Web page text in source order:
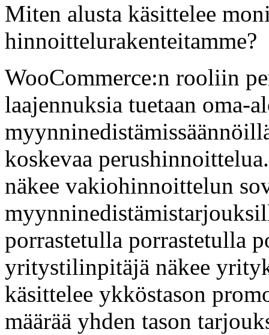
Miten alusta käsittelee
hinnoittelurakenteitamme?
WooCommerce:n rooliin
laajennuksia tuetaan oma-
koskevaa
näkee vakiohinnoittelun
porrastetulla porrastetulla
yritystilinpitäjä näkee
käsittelee ykköstason
määrää yhden tason